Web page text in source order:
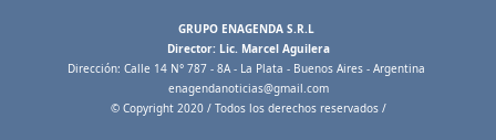
GRUPO ENAGENDA S.R.L
Director: Lic. Marcel Aguilera
Dirección: Calle 14 N° 787 - 8A - La Plata - Buenos Aires - Argentina
enagendanoticias@gmail.com
© Copyright 2020 / Todos los derechos reservados /